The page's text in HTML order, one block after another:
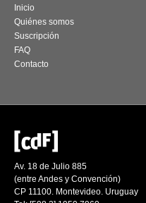
Inicio
Quiénes somos
Suscripción
FAQ
Contacto
Av. 18 de Julio 885
(entre Andes y Convención)
CP 11100. Montevideo. Uruguay